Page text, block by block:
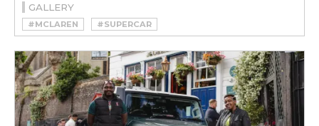
GALLERY
#MCLAREN #SUPERCAR